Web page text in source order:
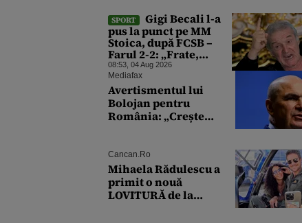
SPORT
Gigi Becali l-a
pus la punct pe MM
Stoica, după FCSB –
Farul 2-2: „Frate,
prieten, dar când te
faci de râs, trebuie să
intervii”
08:53, 04 Aug 2026
Mediafax
Avertismentul lui
Bolojan pentru
România: „Crește
Cancan.ro
Mihaela Rădulescu a
primit o nouă
LOVITURĂ de la